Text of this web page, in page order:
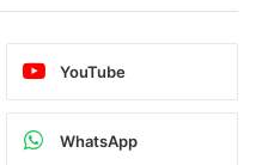
YouTube
WhatsApp